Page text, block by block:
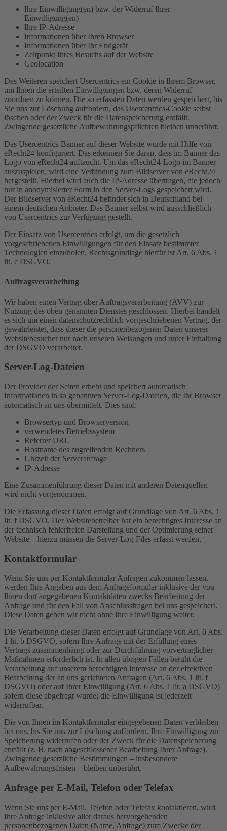
Ihre Einwilligung(en) bzw. der Widerruf Ihrer
Einwilligung(en)
Ihre IP-Adresse
Informationen über Ihren Browser
Informationen über Ihr Endgerät
Zeitpunkt Ihres Besuchs auf der Website
Geolocation
Des Weiteren speichert Usercentrics ein Cookie in Ihrem Browser,
um Ihnen die erteilten Einwilligungen bzw. deren Widerruf
zuordnen zu können. Die so erfassten Daten werden gespeichert, bis
Sie uns zur Löschung auffordern, das Usercentrics-Cookie selbst
löschen oder der Zweck für die Datenspeicherung entfällt.
Zwingende gesetzliche Aufbewahrungspflichten bleiben unberührt.
Das Usercentrics-Banner auf dieser Website wurde mit Hilfe von
eRecht24 konfiguriert. Das erkennen Sie daran, dass im Banner das
Logo von eRecht24 auftaucht. Um das eRecht24-Logo im Banner
auszuspielen, wird eine Verbindung zum Bildserver von eRecht24
hergestellt. Hierbei wird auch die IP-Adresse übertragen, die jedoch
nur in anonymisierter Form in den Server-Logs gespeichert wird.
Der Bildserver von eRecht24 befindet sich in Deutschland bei
einem deutschen Anbieter. Das Banner selbst wird ausschließlich
von Usercentrics zur Verfügung gestellt.
Der Einsatz von Usercentrics erfolgt, um die gesetzlich
vorgeschriebenen Einwilligungen für den Einsatz bestimmter
Technologien einzuholen. Rechtsgrundlage hierfür ist Art. 6 Abs. 1
lit. c DSGVO.
Auftragsverarbeitung
Wir haben einen Vertrag über Auftragsverarbeitung (AVV) zur
Nutzung des oben genannten Dienstes geschlossen. Hierbei handelt
es sich um einen datenschutzrechtlich vorgeschriebenen Vertrag, der
gewährleistet, dass dieser die personenbezogenen Daten unserer
Websitebesucher nur nach unseren Weisungen und unter Einhaltung
der DSGVO verarbeitet.
Server-Log-Dateien
Der Provider der Seiten erhebt und speichert automatisch
Informationen in so genannten Server-Log-Dateien, die Ihr Browser
automatisch an uns übermittelt. Dies sind:
Browsertyp und Browserversion
verwendetes Betriebssystem
Referrer URL
Hostname des zugreifenden Rechners
Uhrzeit der Serveranfrage
IP-Adresse
Eine Zusammenführung dieser Daten mit anderen Datenquellen
wird nicht vorgenommen.
Die Erfassung dieser Daten erfolgt auf Grundlage von Art. 6 Abs. 1
lit. f DSGVO. Der Websitebetreiber hat ein berechtigtes Interesse an
der technisch fehlerfreien Darstellung und der Optimierung seiner
Website – hierzu müssen die Server-Log-Files erfasst werden.
Kontaktformular
Wenn Sie uns per Kontaktformular Anfragen zukommen lassen,
werden Ihre Angaben aus dem Anfrageformular inklusive der von
Ihnen dort angegebenen Kontaktdaten zwecks Bearbeitung der
Anfrage und für den Fall von Anschlussfragen bei uns gespeichert.
Diese Daten geben wir nicht ohne Ihre Einwilligung weiter.
Die Verarbeitung dieser Daten erfolgt auf Grundlage von Art. 6 Abs.
1 lit. b DSGVO, sofern Ihre Anfrage mit der Erfüllung eines
Vertrags zusammenhängt oder zur Durchführung vorvertraglicher
Maßnahmen erforderlich ist. In allen übrigen Fällen beruht die
Verarbeitung auf unserem berechtigten Interesse an der effektiven
Bearbeitung der an uns gerichteten Anfragen (Art. 6 Abs. 1 lit. f
DSGVO) oder auf Ihrer Einwilligung (Art. 6 Abs. 1 lit. a DSGVO)
sofern diese abgefragt wurde; die Einwilligung ist jederzeit
widerrufbar.
Die von Ihnen im Kontaktformular eingegebenen Daten verbleiben
bei uns, bis Sie uns zur Löschung auffordern, Ihre Einwilligung zur
Speicherung widerrufen oder der Zweck für die Datenspeicherung
entfällt (z. B. nach abgeschlossener Bearbeitung Ihrer Anfrage).
Zwingende gesetzliche Bestimmungen – insbesondere
Aufbewahrungsfristen – bleiben unberührt.
Anfrage per E-Mail, Telefon oder Telefax
Wenn Sie uns per E-Mail, Telefon oder Telefax kontaktieren, wird
Ihre Anfrage inklusive aller daraus hervorgehenden
personenbezogenen Daten (Name, Anfrage) zum Zwecke der